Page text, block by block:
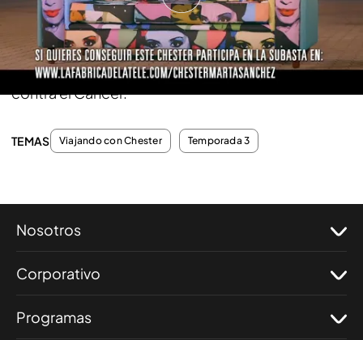
El dinero de la subasta del chester de Marta
Sánchez irá destinado a la Asociación Española
contra el Cáncer.
TEMAS Viajando con Chester Temporada 3
Nosotros
Corporativo
Programas